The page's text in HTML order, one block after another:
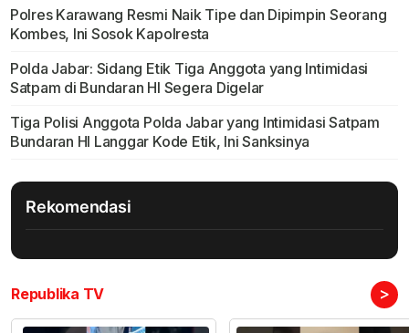
Polres Karawang Resmi Naik Tipe dan Dipimpin Seorang
Kombes, Ini Sosok Kapolresta
Polda Jabar: Sidang Etik Tiga Anggota yang Intimidasi
Satpam di Bundaran HI Segera Digelar
Tiga Polisi Anggota Polda Jabar yang Intimidasi Satpam
Bundaran HI Langgar Kode Etik, Ini Sanksinya
Rekomendasi
Republika TV >